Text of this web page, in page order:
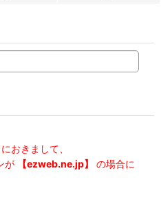
おきまして、
が
【ezweb.ne.jp】
の場合に